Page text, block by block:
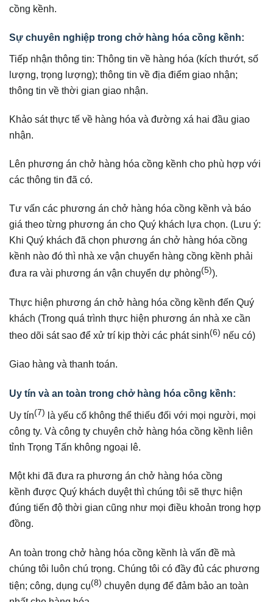
cồng kềnh.
Sự chuyên nghiệp trong chở hàng hóa cồng kềnh:
Tiếp nhận thông tin: Thông tin về hàng hóa (kích thướt, số
lượng, trọng lượng); thông tin về địa điểm giao nhận;
thông tin về thời gian giao nhận.
Khảo sát thực tế về hàng hóa và đường xá hai đầu giao
nhận.
Lên phương án chở hàng hóa cồng kềnh cho phù hợp với
các thông tin đã có.
Tư vấn các phương án chở hàng hóa cồng kềnh và báo
giá theo từng phương án cho Quý khách lựa chọn. (Lưu ý:
Khi Quý khách đã chọn phương án chở hàng hóa cồng
kềnh nào đó thì nhà xe vận chuyển hàng cồng kềnh phải
đưa ra vài phương án vận chuyển dự phòng(5)).
Thực hiện phương án chở hàng hóa cồng kềnh đến Quý
khách (Trong quá trình thực hiện phương án nhà xe cần
theo dõi sát sao để xử trí kịp thời các phát sinh(6) nếu có)
Giao hàng và thanh toán.
Uy tín và an toàn trong chở hàng hóa cồng kềnh:
Uy tín(7) là yếu cố không thể thiếu đối với mọi người, mọi
công ty. Và công ty chuyên chở hàng hóa cồng kềnh liên
tỉnh Trọng Tấn không ngoại lê.
Một khi đã đưa ra phương án chở hàng hóa cồng
kềnh được Quý khách duyệt thì chúng tôi sẽ thực hiện
đúng tiến độ thời gian cũng như mọi điều khoản trong hợp
đồng.
An toàn trong chở hàng hóa cồng kềnh là vấn đề mà
chúng tôi luôn chú trọng. Chúng tôi có đầy đủ các phương
tiện; công, dụng cụ(8) chuyên dụng để đảm bảo an toàn